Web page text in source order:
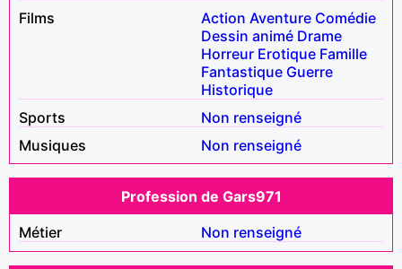
Films
Action Aventure Comédie
Dessin animé Drame
Horreur Erotique Famille
Fantastique Guerre
Historique
Sports
Non renseigné
Musiques
Non renseigné
Profession de Gars971
Métier
Non renseigné